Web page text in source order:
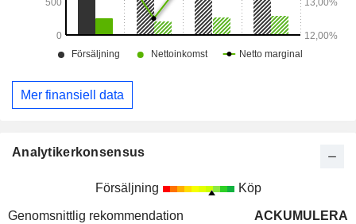
Mer finansiell data
Analytikerkonsensus
Försäljning Köp
Genomsnittlig rekommendation
ACKUMULERA